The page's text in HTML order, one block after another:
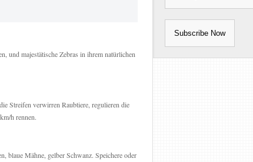
und majestätische Zebras in ihrem natürlichen
Streifen verwirren Raubtiere, regulieren die
h rennen.
blaue Mähne, gelber Schwanz. Speichere oder